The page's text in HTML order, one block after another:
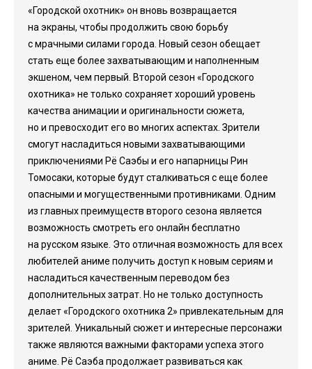
«Городской охотник» он вновь возвращается
на экраны, чтобы продолжить свою борьбу
с мрачными силами города. Новый сезон обещает
стать еще более захватывающим и наполненным
экшеном, чем первый. Второй сезон «Городского
охотника» не только сохраняет хороший уровень
качества анимации и оригинальности сюжета,
но и превосходит его во многих аспектах. Зрители
смогут насладиться новыми захватывающими
приключениями Рё Саэбы и его напарницы Рин
Томосаки, которые будут сталкиваться с еще более
опасными и могущественными противниками. Одним
из главных преимуществ второго сезона является
возможность смотреть его онлайн бесплатно
на русском языке. Это отличная возможность для всех
любителей аниме получить доступ к новым сериям и
насладиться качественным переводом без
дополнительных затрат. Но не только доступность
делает «Городского охотника 2» привлекательным для
зрителей. Уникальный сюжет и интересные персонажи
также являются важными факторами успеха этого
аниме. Рё Саэба продолжает развиваться как